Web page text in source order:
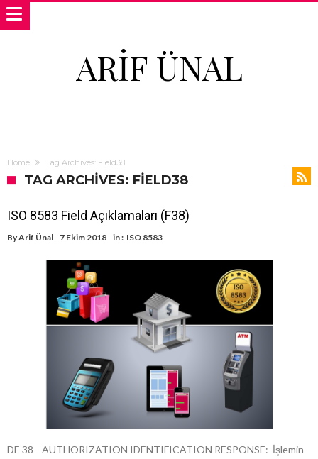
ARIF ÜNAL
Home Tag Archives: Field38
TAG ARCHIVES: FIELD38
ISO 8583 Field Açıklamaları (F38)
ByArif Ünal 7 Ekim 2018 in : ISO 8583
DE 38—AUTHORIZATION IDENTIFICATION RESPONSE: İşlemin